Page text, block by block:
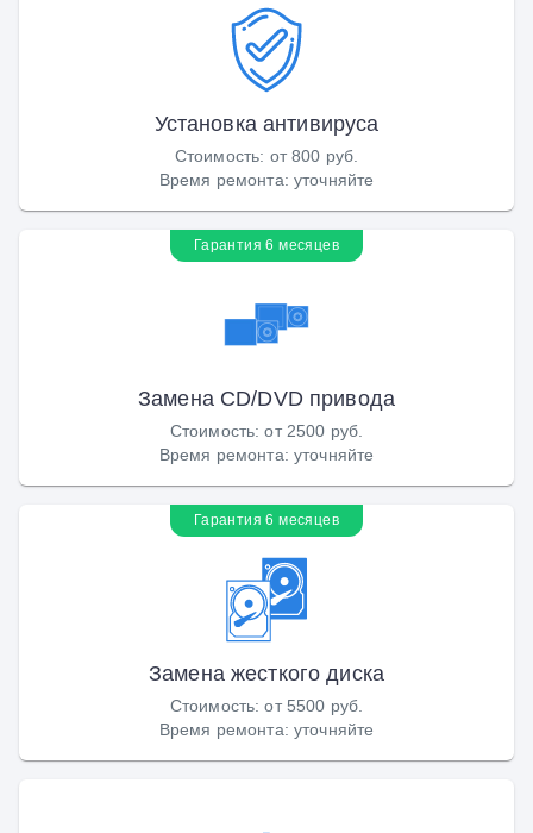
Установка антивируса
Стоимость: от 800 руб.
Время ремонта: уточняйте
Гарантия 6 месяцев
Замена CD/DVD привода
Стоимость:от 2500 руб.
Время ремонта: уточняйте
Гарантия 6 месяцев
Замена жесткого диска
Стоимость:от 5500 руб.
Время ремонта: уточняйте